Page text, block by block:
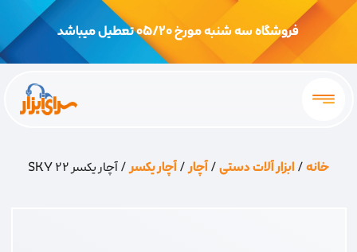
فروشگاه سه شنبه مورخ 05/20 تعطیل میباشد
خانه/ابزار آلات دستی/آچار/آچار یکسر/ آچار یکسر 22 SKY